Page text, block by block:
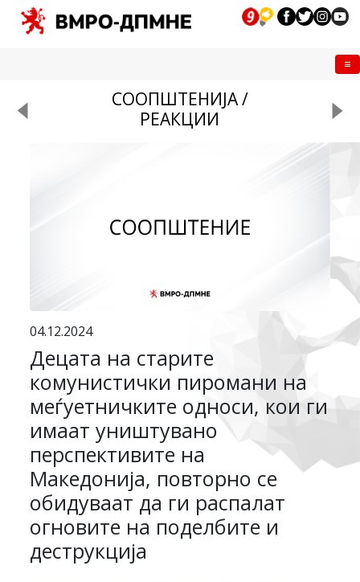
СООПШТЕНИЈА /
РЕАКЦИИ
04.12.2024
Децата на старите
комунистички пиромани на
меѓуетничките односи, кои ги
имаат уништувано
перспективите на
Македонија, повторно се
обидуваат да ги распалат
огновите на поделбите и
деструкција